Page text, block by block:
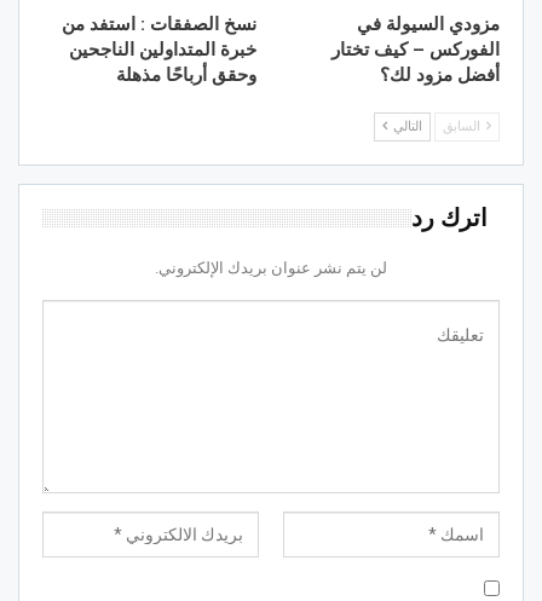
مزودي السيولة في
الفوركس – كيف تختار
أفضل مزود لك؟
نسخ الصفقات : استفد من
خبرة المتداولين الناجحين
وحقق أرباحًا مذهلة
السابق التالي
اترك رد
لن يتم نشر عنوان بريدك الإلكتروني.